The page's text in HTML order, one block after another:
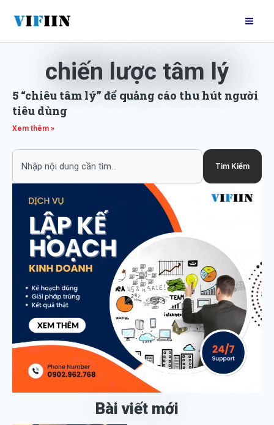
nội
chiến lược tâm lý
5 “chiêu tâm lý” để quảng cáo thu hút người
tiêu dùng
Xem thêm »
Tìm Kiếm
Bài viết mới